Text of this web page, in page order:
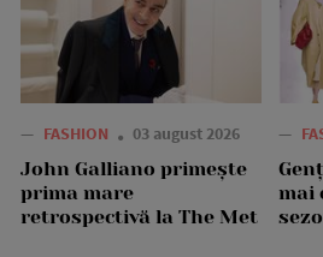
— FASHION 03 august 2026
John Galliano primește
prima mare
retrospectivă la The Met
—
mai